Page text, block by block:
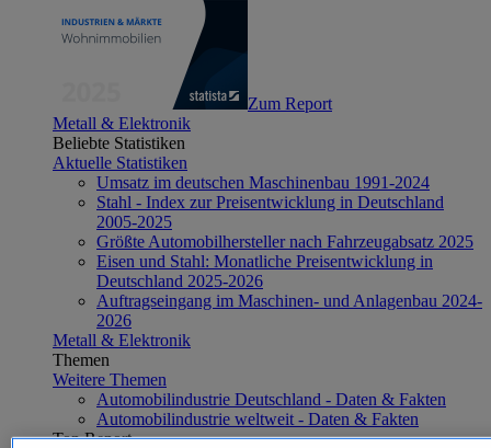
Zum Report
Metall & Elektronik
Beliebte Statistiken
Aktuelle Statistiken
Umsatz im deutschen Maschinenbau 1991-2024
Stahl - Index zur Preisentwicklung in Deutschland
2005-2025
Größte Automobilhersteller nach Fahrzeugabsatz 2025
Eisen und Stahl: Monatliche Preisentwicklung in
Deutschland 2025-2026
Auftragseingang im Maschinen- und Anlagenbau 2024-
2026
Metall & Elektronik
Themen
Weitere Themen
Automobilindustrie Deutschland - Daten & Fakten
Automobilindustrie weltweit - Daten & Fakten
Top Report